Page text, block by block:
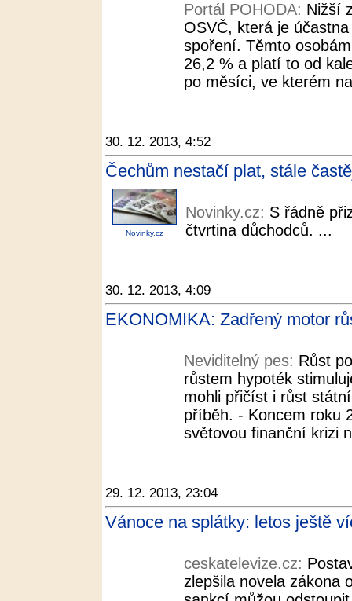
Portál POHODA: Nižší
OSVČ, která je
spoření. Těmto
26,2 % a platí to od
po měsíci, ve kterém
30. 12. 2013, 4:52
Čechům nestačí plat, stále
Novinky.cz
Novinky.cz: S řádně
čtvrtina důchodců. ...
30. 12. 2013, 4:09
EKONOMIKA: Zadřený motor
Neviditelný pes: Růst
růstem hypoték
mohli přičíst i růst
příběh. - Koncem roku
světovou finanční krizi
29. 12. 2013, 23:04
Vánoce na splátky: letos ještě
ceskatelevize.cz:
zlepšila novela zákona